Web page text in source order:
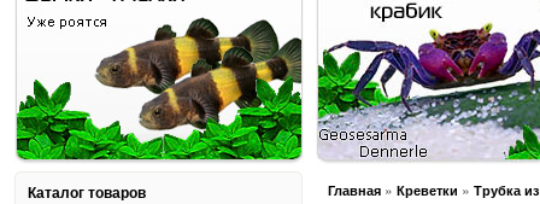
Главная » Креветки » Трубка
Каталог товаров